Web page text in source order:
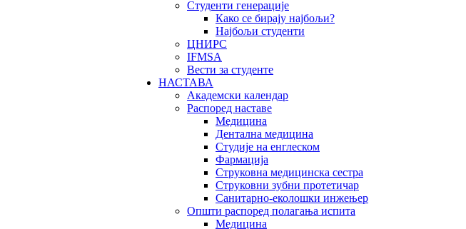
Студенти генерације
Како се бирају најбољи?
Најбољи студенти
ЦНИРС
IFMSA
Вести за студенте
НАСТАВА
Академски календар
Распоред наставе
Медицина
Дентална медицина
Студије на енглеском
Фармација
Струковна медицинска сестра
Струковни зубни протетичар
Санитарно-еколошки инжењер
Општи распоред полагања испита
Медицина